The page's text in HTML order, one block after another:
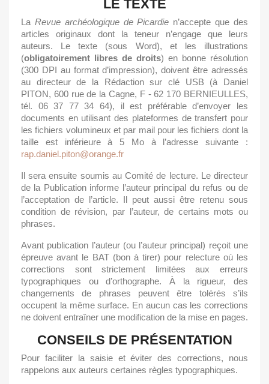
LE TEXTE
La Revue archéologique de Picardie n’accepte que des
articles originaux dont la teneur n’engage que leurs
auteurs. Le texte (sous Word), et les illustrations
(obligatoirement libres de droits) en bonne résolution
(300 DPI au format d’impression), doivent être adressés
au directeur de la Rédaction sur clé USB (à Daniel
PITON, 600 rue de la Cagne, F - 62 170 BERNIEULLES,
tél. 06 37 77 34 64), il est préférable d’envoyer les
documents en utilisant des plateformes de transfert pour
les fichiers volumineux et par mail pour les fichiers dont la
taille est inférieure à 5 Mo à l’adresse suivante :
rap.daniel.piton@orange.fr
Il sera ensuite soumis au Comité de lecture. Le directeur
de la Publication informe l’auteur principal du refus ou de
l’acceptation de l’article. Il peut aussi être retenu sous
condition de révision, par l’auteur, de certains mots ou
phrases.
Avant publication l’auteur (ou l’auteur principal) reçoit une
épreuve avant le BAT (bon à tirer) pour relecture où les
corrections sont strictement limitées aux erreurs
typographiques ou d’orthographe. À la rigueur, des
changements de phrases peuvent être tolérés s’ils
occupent la même surface. En aucun cas les corrections
ne doivent entraîner une modification de la mise en pages.
CONSEILS DE PRÉSENTATION
Pour faciliter la saisie et éviter des corrections, nous
rappelons aux auteurs certaines règles typographiques.